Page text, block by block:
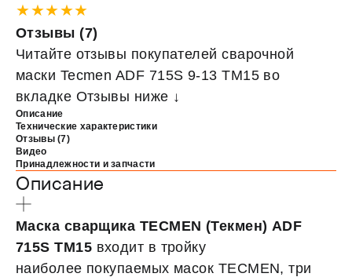
★★★★★
Отзывы (7)
Читайте отзывы покупателей сварочной
маски Tecmen ADF 715S 9-13 TM15 во
вкладке Отзывы ниже ↓
Описание
Технические характеристики
Отзывы (7)
Видео
Принадлежности и запчасти
Описание
Маска сварщика TECMEN (Текмен) ADF
715S TM15 входит в тройку
наиболее покупаемых масок TECMEN, три